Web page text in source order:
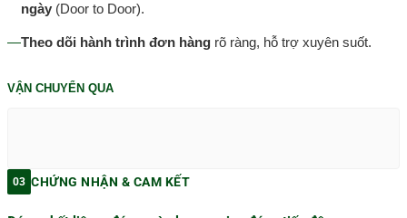
ngày (Door to Door).
—Theo dõi hành trình đơn hàng rõ ràng, hỗ trợ xuyên suốt.
VẬN CHUYỂN QUA
03 CHỨNG NHẬN & CAM KẾT